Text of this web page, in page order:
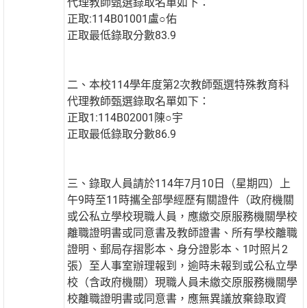
正取:114B01001盧○佑
正取最低錄取分數83.9
二、本校114學年度第2次教師甄選特殊教育科
代理教師甄選錄取名單如下：
正取1:114B02001陳○宇
正取最低錄取分數86.9
三、錄取人員請於114年7月10日（星期四）上
午9時至11時攜全部學經歷有關證件（政府機關
或公私立學校現職人員，應繳交原服務機關學校
離職證明書或同意書及教師證書、所有學校離職
證明、郵局存摺影本、身分證影本、1吋照片2
張）至人事室辦理報到，逾時未報到或公私立學
校（含政府機關）現職人員未繳交原服務機關學
校離職證明書或同意書，應無異議放棄錄取資